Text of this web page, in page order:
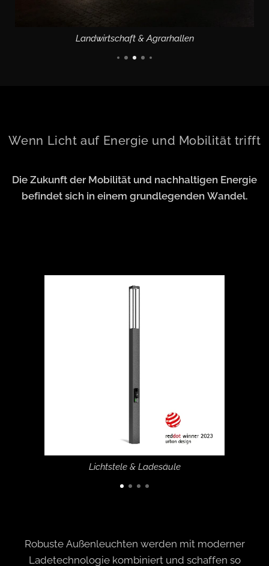
Landwirtschaft & Agrarhallen
Wenn Licht auf Energie und Mobilität trifft
Die Zukunft der Mobilität und nachhaltigen Energie
befindet sich in einem grundlegenden Wandel.
Lichtstele & Ladesäule
Robuste Außenleuchten werden mit moderner
Ladetechnologie kombiniert und schaffen so